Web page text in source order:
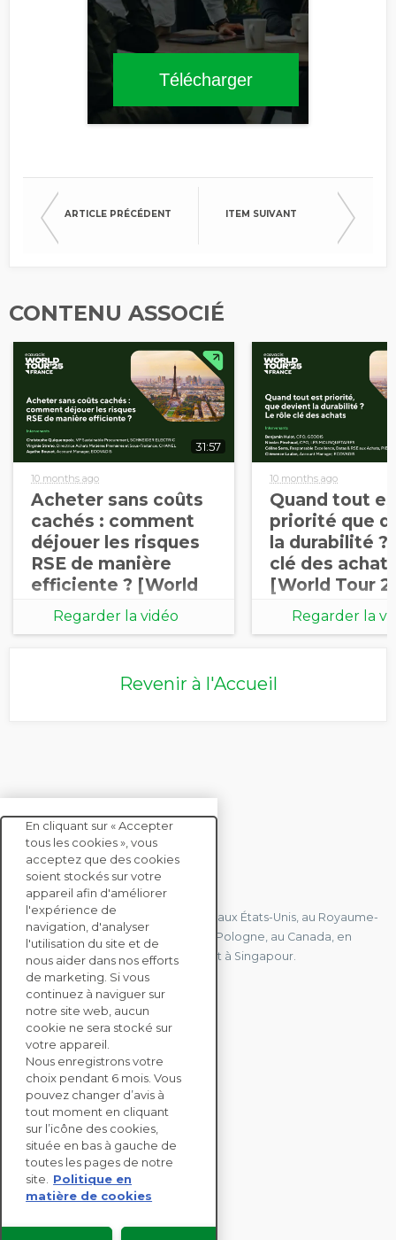
Télécharger
ARTICLE PRÉCÉDENT ITEM SUIVANT
CONTENU ASSOCIÉ
31:57
10 months ago
Acheter sans coûts
cachés : comment
déjouer les risques
RSE de manière
efficiente ? [World
Tour 2025]
Regarder la vidéo
10 months ago
Quand tout
priorité que
la durabilité ?
clé des
[World Tour
Regarder la
Revenir à l'Accueil
CONTACTEZ-NOUS
Nous avons des bureaux en France, aux États-Unis, au Royaume-
Uni, à Hong Kong, à l'île Maurice, en Pologne, au Canada, en
Allemagne, au Japon, en Espagne et à Singapour.
CONTACTEZ-NOUS
SOLUTIONS
ENTERPRISE
ÉVALUATIONS RSE
RESSOURCES
À PROPOS
En cliquant sur « Accepter
tous les cookies », vous
acceptez que des cookies
soient stockés sur votre
appareil afin d'améliorer
l'expérience de
navigation, d'analyser
l'utilisation du site et de
nous aider dans nos efforts
de marketing. Si vous
continuez à naviguer sur
notre site web, aucun
cookie ne sera stocké sur
votre appareil.
Nous enregistrons votre
choix pendant 6 mois. Vous
pouvez changer d’avis à
tout moment en cliquant
sur l’icône des cookies,
située en bas à gauche de
toutes les pages de notre
site.
Politique en
matière de cookies